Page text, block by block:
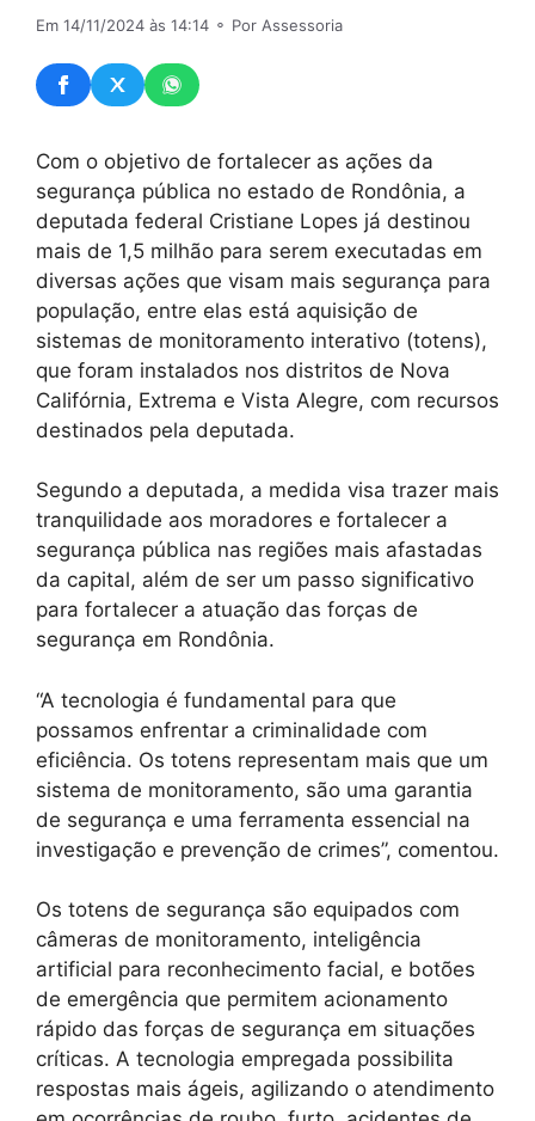
Em 14/11/2024 às 14:14 ⚬ Por Assessoria
Com o objetivo de fortalecer as ações da
segurança pública no estado de Rondônia, a
deputada federal Cristiane Lopes já destinou
mais de 1,5 milhão para serem executadas em
diversas ações que visam mais segurança para
população, entre elas está aquisição de
sistemas de monitoramento interativo (totens),
que foram instalados nos distritos de Nova
Califórnia, Extrema e Vista Alegre, com recursos
destinados pela deputada.
Segundo a deputada, a medida visa trazer mais
tranquilidade aos moradores e fortalecer a
segurança pública nas regiões mais afastadas
da capital, além de ser um passo significativo
para fortalecer a atuação das forças de
segurança em Rondônia.
“A tecnologia é fundamental para que
possamos enfrentar a criminalidade com
eficiência. Os totens representam mais que um
sistema de monitoramento, são uma garantia
de segurança e uma ferramenta essencial na
investigação e prevenção de crimes”, comentou.
Os totens de segurança são equipados com
câmeras de monitoramento, inteligência
artificial para reconhecimento facial, e botões
de emergência que permitem acionamento
rápido das forças de segurança em situações
críticas. A tecnologia empregada possibilita
respostas mais ágeis, agilizando o atendimento